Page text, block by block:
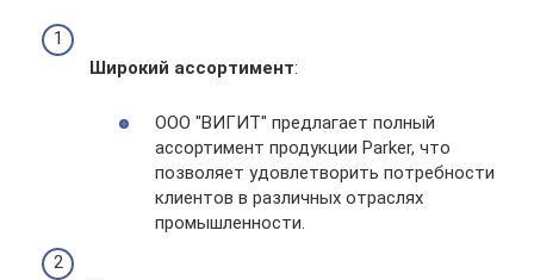
Широкий ассортимент:
ООО "ВИГИТ" предлагает полный
ассортимент продукции Parker, что
позволяет удовлетворить потребности
клиентов в различных отраслях
промышленности.